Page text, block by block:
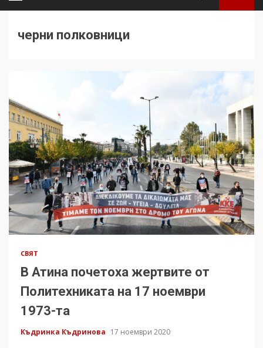
черни полковници
СВЯТ
В Атина почетоха жертвите от
Политехниката на 17 ноември
1973-та
Къдринка Къдринова 17 ноември 2020